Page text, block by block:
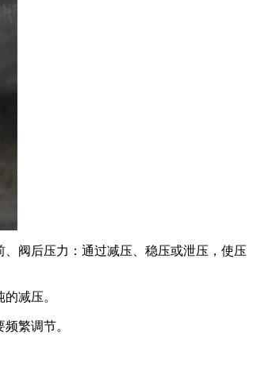
阀后压力：通过减压、稳压或泄压，使压
减压。
繁调节。